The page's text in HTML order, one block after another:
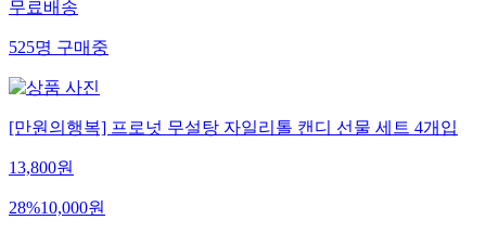
무료배송
525명구매중
[만원의행복] 프로넛 무설탕 자일리톨 캔디 선물 세트 4개입
13,800원
28%10,000원